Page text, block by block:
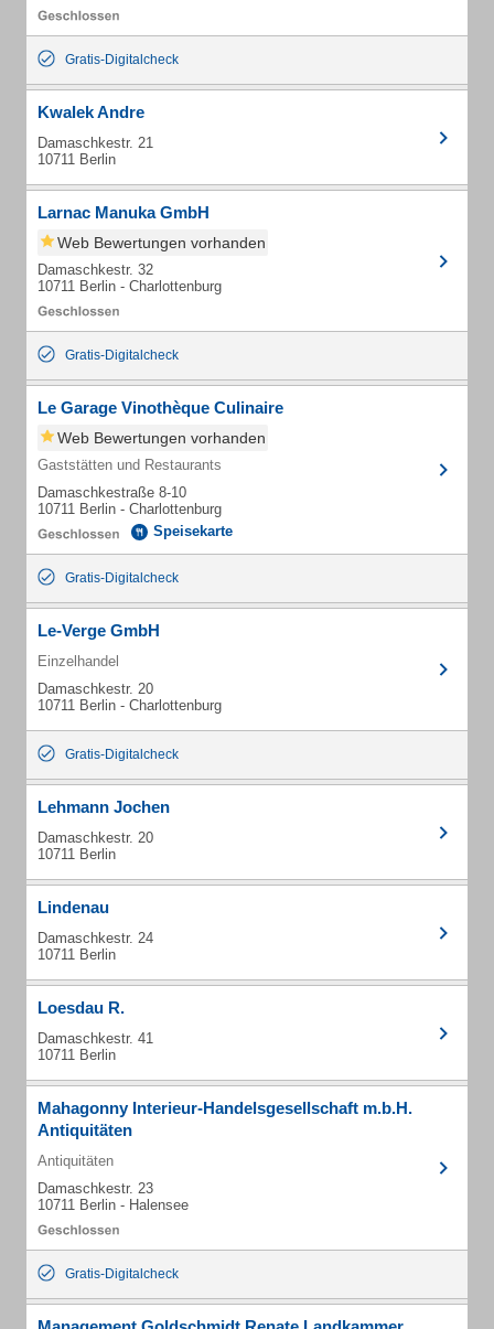
Gratis-Digitalcheck
Kwalek Andre
Damaschkestr. 21
10711 Berlin
Larnac Manuka GmbH
Web Bewertungen vorhanden
Damaschkestr. 32
10711 Berlin - Charlottenburg
Gratis-Digitalcheck
Le Garage Vinothèque Culinaire
Web Bewertungen vorhanden
Gaststätten und Restaurants
Damaschkestraße 8-10
10711 Berlin - Charlottenburg
Speisekarte
Gratis-Digitalcheck
Le-Verge GmbH
Einzelhandel
Damaschkestr. 20
10711 Berlin - Charlottenburg
Gratis-Digitalcheck
Lehmann Jochen
Damaschkestr. 20
10711 Berlin
Lindenau
Damaschkestr. 24
10711 Berlin
Loesdau R.
Damaschkestr. 41
10711 Berlin
Mahagonny Interieur-Handelsgesellschaft m.b.H.
Antiquitäten
Antiquitäten
Damaschkestr. 23
10711 Berlin - Halensee
Gratis-Digitalcheck